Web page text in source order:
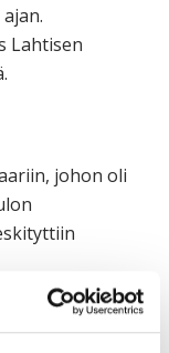
Lahtisen
johon oli
nähtiin